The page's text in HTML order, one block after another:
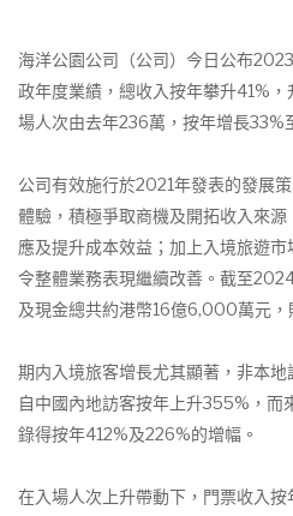
海洋公園公司（公司）今日公布
政年度業績，總收入按年攀升41%
場人次由去年236萬，按年增長33%
公司有效施行於2021年發表的發展
體驗，積極爭取商機及開拓收入來
應及提升成本效益；加上入境旅遊市
令整體業務表現繼續改善。截至
及現金總共約港幣16億6,000萬元，
期内入境旅客增長尤其顯著，非本
自中國內地訪客按年上升355%，而
錄得按年412%及226%的增幅。
在入場人次上升帶動下，門票收入